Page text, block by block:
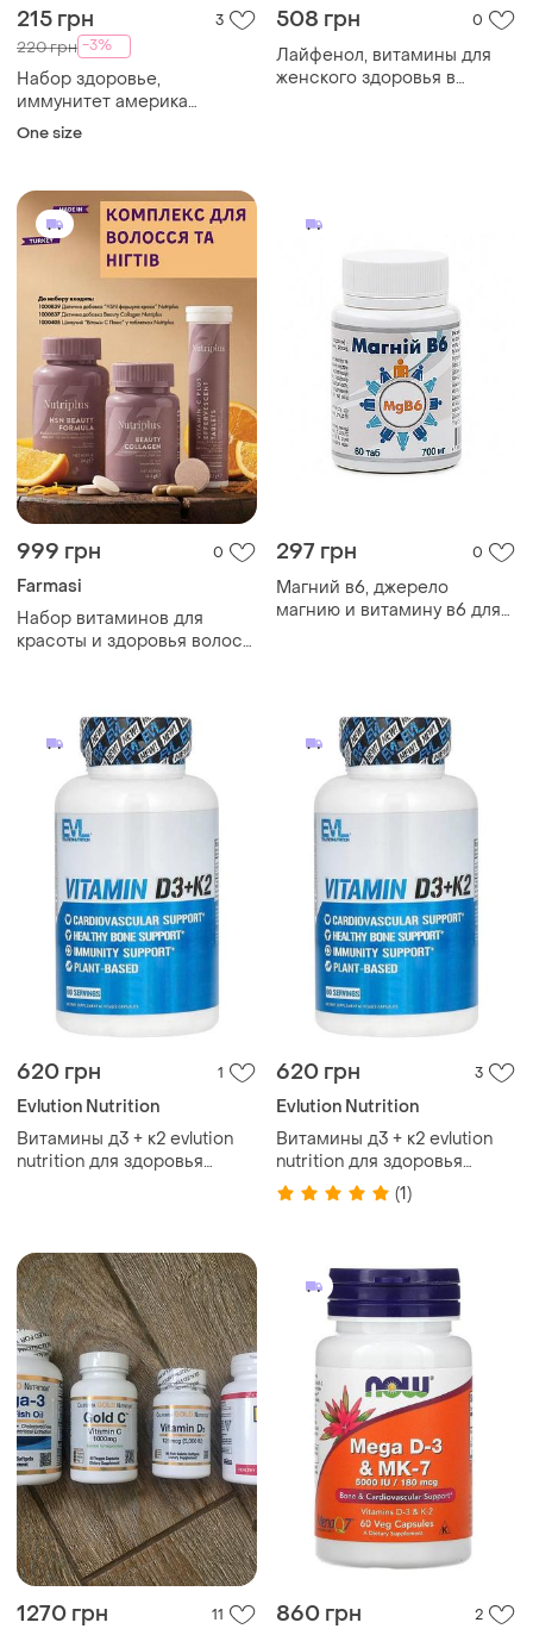
215 грн 3
220 грн -3%
Набор здоровье,
иммунитет америка
витамины
One size
508 грн 0
Лайфенол, витамины для
женского здоровья в
999 грн 0
Farmasi
Набор витаминов для
красоты и здоровья волос
витамин с
297 грн 0
Магний в6, джерело
магнию и витамину в6 для
620 грн 1
Evlution Nutrition
Витамины д3 + к2 evlution
nutrition для здоровья
620 грн 3
Evlution Nutrition
Витамины д3 + к2 evlution
nutrition для здоровья
костно-мышечной системы
60 вегетарианских капсул
(1)
1270 грн 11 860 грн 2